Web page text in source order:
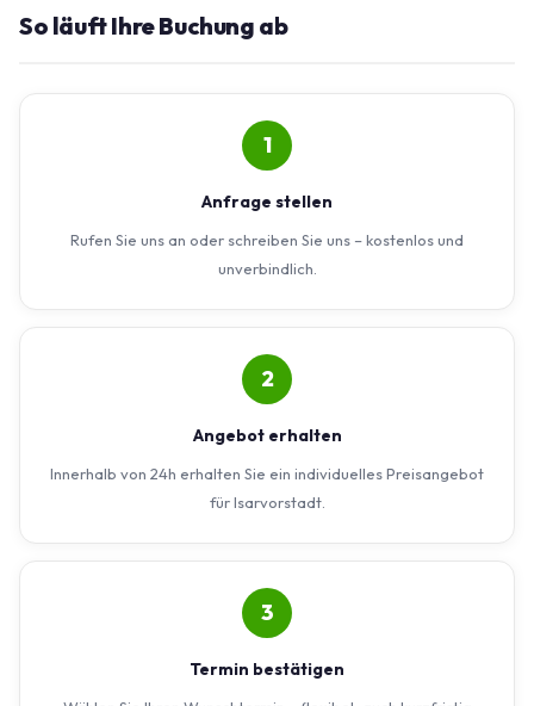
So läuft Ihre Buchung ab
1
Anfrage stellen
Rufen Sie uns an oder schreiben Sie uns – kostenlos und
unverbindlich.
2
Angebot erhalten
Innerhalb von 24h erhalten Sie ein individuelles Preisangebot
für Isarvorstadt.
3
Termin bestätigen